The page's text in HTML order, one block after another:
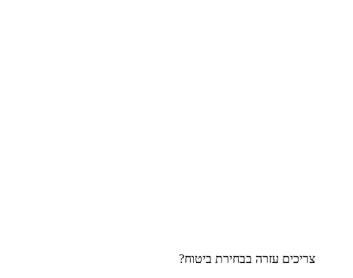
צריכים עזרה בבחירת ביטוח?